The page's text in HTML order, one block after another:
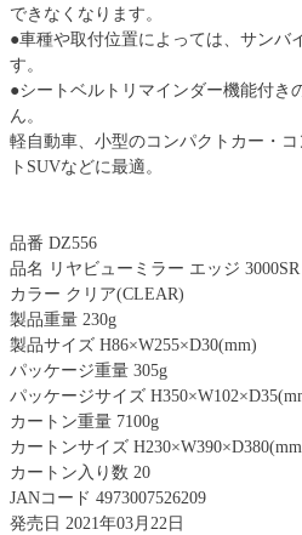
できなくなります。
●車種や取付位置によっては、サンバ
す。
●シートベルトリマインダー機能付き
ん。
軽自動車、小型のコンパクトカー・
トSUVなどに最適。
品番 DZ556
品名 リヤビューミラー エッジ
カラー クリア(CLEAR)
製品重量 230g
製品サイズ H86×W255×D30(mm)
パッケージ重量 305g
パッケージサイズ
カートン重量 7100g
カートンサイズ
カートン入り数 20
JANコード 4973007526209
発売日 2021年03月22日